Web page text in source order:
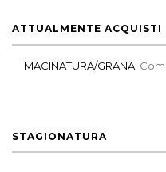
ATTUALMENTE ACQUISTI
MACINATURA/GRANA:
STAGIONATURA